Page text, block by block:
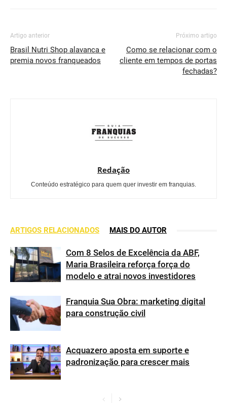
Artigo anterior
Brasil Nutri Shop alavanca e
premia novos franqueados
Próximo artigo
Como se relacionar com o
cliente em tempos de portas
fechadas?
Redação
Conteúdo estratégico para quem quer investir em franquias.
ARTIGOS RELACIONADOS MAIS DO AUTOR
Com 8 Selos de Excelência da ABF,
Maria Brasileira reforça força do
modelo e atrai novos investidores
Franquia Sua Obra: marketing digital
para construção civil
Acquazero aposta em suporte e
padronização para crescer mais